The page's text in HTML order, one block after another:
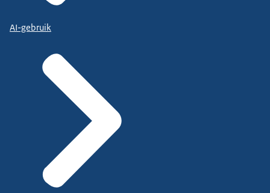
AI-gebruik